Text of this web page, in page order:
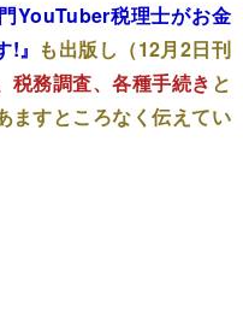
YouTuber税理士がお金
』 も出版し（12月2日刊
税務調査、各種手続き と
ますところなく伝えてい